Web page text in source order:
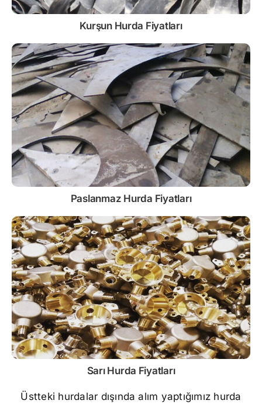
Kurşun Hurda Fiyatları
Paslanmaz Hurda Fiyatları
Sarı Hurda Fiyatları
Üstteki hurdalar dışında alım yaptığımız hurda